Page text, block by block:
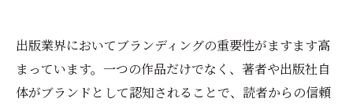
出版業界においてブランディングの重要性がますます高
まっています。一つの作品だけでなく、著者や出版社自
体がブランドとして認知されることで、読者からの信頼